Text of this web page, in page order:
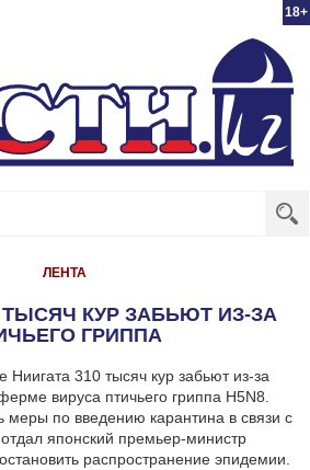
18+
ЛЕНТА
ТЫСЯЧ КУР ЗАБЬЮТ ИЗ-ЗА
ГРИППА
310 тысяч кур забьют из-за
вируса птичьего гриппа H5N8.
меры по введению карантина в связи с
японский премьер-министр
распространение эпидемии.